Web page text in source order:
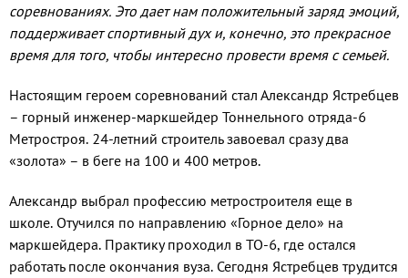
соревнованиях. Это дает нам положительный заряд эмоций,
поддерживает спортивный дух и, конечно, это прекрасное
время для того, чтобы интересно провести время с семьей.
Настоящим героем соревнований стал Александр Ястребцев
– горный инженер-маркшейдер Тоннельного отряда-6
Метростроя. 24-летний строитель завоевал сразу два
«золота» – в беге на 100 и 400 метров.
Александр выбрал профессию метростроителя еще в
школе. Отучился по направлению «Горное дело» на
маркшейдера. Практику проходил в ТО-6, где остался
работать после окончания вуза. Сегодня Ястребцев трудится